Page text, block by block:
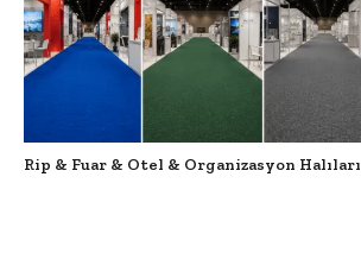
Rip & Fuar & Otel & Organizasyon Halıları